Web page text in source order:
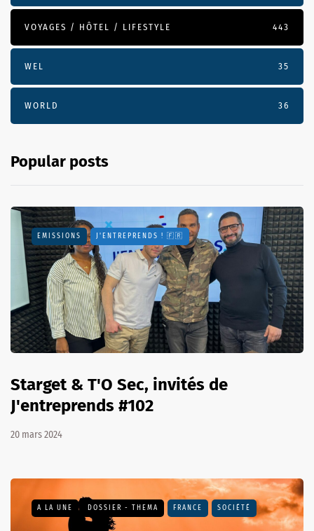
VOYAGES / HÔTEL / LIFESTYLE 443
WEL 35
WORLD 36
Popular posts
EMISSIONS J'ENTREPRENDS ! 🇫🇷
Starget & T'O Sec, invités de
J'entreprends #102
20 mars 2024
A LA UNE DOSSIER - THEMA FRANCE SOCIÉTÉ